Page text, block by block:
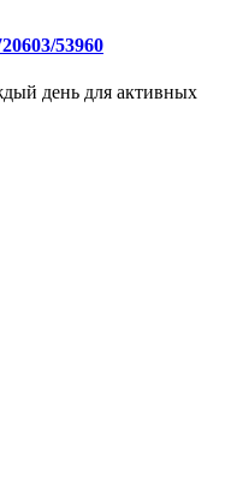
53960
день для активных